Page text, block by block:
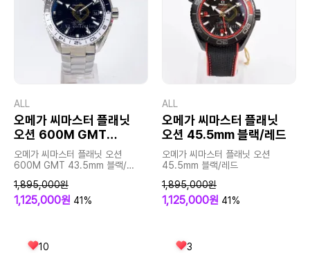
ALL
오메가 씨마스터 플래닛
오션 600M GMT
43.5mm 블랙/화이트
베젤
오메가 씨마스터 플래닛 오션
600M GMT 43.5mm 블랙/
1,895,000원
1,125,000원 41%
10
ALL
오메가 씨마스터 플래닛
오션 45.5mm 블랙/레드
오메가 씨마스터 플래닛 오션
45.5mm 블랙/레드
1,895,000원
1,125,000원 41%
3